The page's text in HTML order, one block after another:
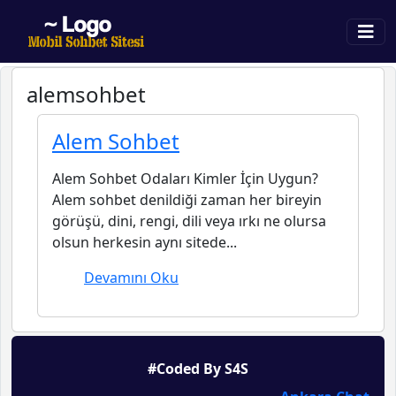
alemsohbet
Alem Sohbet
Alem Sohbet Odaları Kimler İçin Uygun?
Alem sohbet denildiği zaman her bireyin
görüşü, dini, rengi, dili veya ırkı ne olursa
olsun herkesin aynı sitede...
Devamını Oku
#Coded By S4S